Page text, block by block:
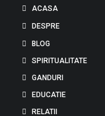
ACASA
DESPRE
BLOG
SPIRITUALITATE
GANDURI
EDUCATIE
RELATII